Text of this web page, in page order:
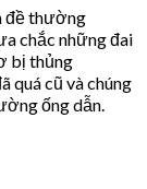
đề thường
chắc những đai
bị thủng
quá cũ và chúng
ống dẫn.